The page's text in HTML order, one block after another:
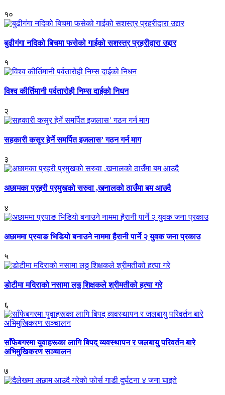
१०
बुढीगंगा नदिको बिचमा फसेको गाईको सशस्त्र प्रहरीद्वारा उद्दार
१
विश्व कीर्तिमानी पर्वतारोही निम्स दाईको निधन
२
सहकारी कसुर हेर्ने समर्पित इजलास’ गठन गर्न माग
३
अछामका प्रहरी प्रमुखको सरुवा ,खनालको ठाउँमा बम आउदै
४
अछाममा प्रयाङ भिडियो बनाउने नाममा हैरानी पार्ने २ युवक जना प्रकाउ
५
डोटीमा मदिराको नसामा लठ्ठ शिक्षकले श्रीमतीको हत्या गरे
६
साँफेबगरमा युवाहरूका लागि बिपद् व्यवस्थापन र जलबायु परिवर्तन बारे
अभिमुखिकरण सञ्चालन
७